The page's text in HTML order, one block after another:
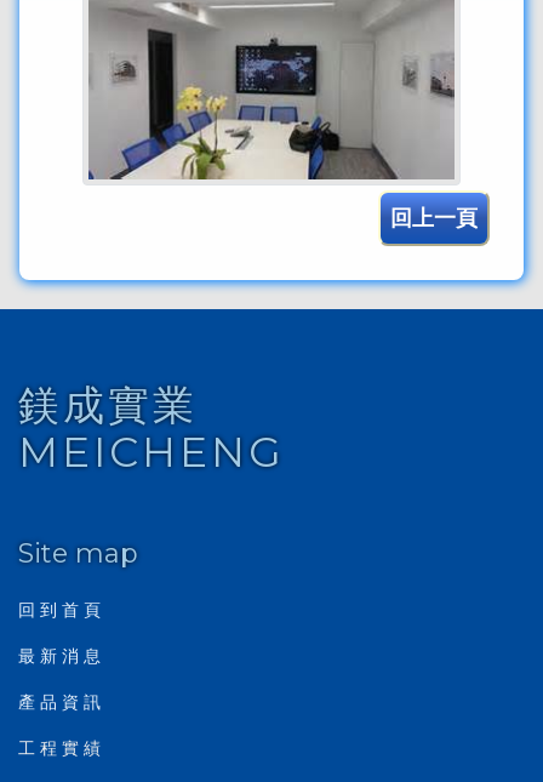
回上一頁
鎂成實業
MEICHENG
Site map
回 到 首 頁
最 新 消 息
產 品 資 訊
工 程 實 績